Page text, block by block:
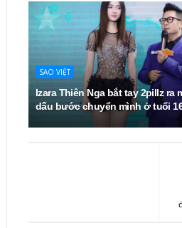
SAO VIỆT
Izara Thiên Nga bắt tay 2pillz ra
dấu bước chuyển mình ở tuổi